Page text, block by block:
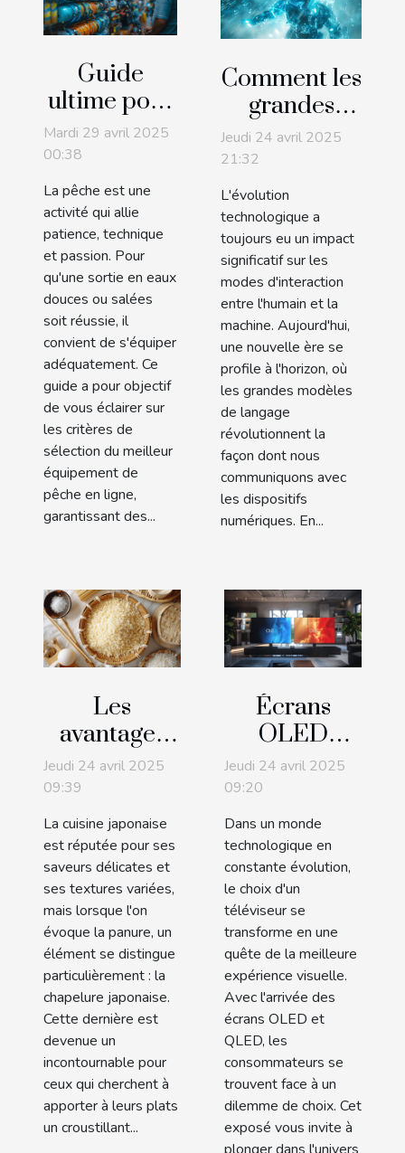
Guide
ultime pour
choisir le
meilleur
équipement
de pêche en
ligne
Mardi 29 avril 2025
00:38
La pêche est une
activité qui allie
patience, technique
et passion. Pour
qu'une sortie en eaux
douces ou salées
soit réussie, il
convient de s'équiper
adéquatement. Ce
guide a pour objectif
de vous éclairer sur
les critères de
sélection du meilleur
équipement de
pêche en ligne,
garantissant des...
Comment les
grandes
modèles de
langage
transforment
l'interaction
utilisateur
Jeudi 24 avril 2025
21:32
L'évolution
technologique a
toujours eu un impact
significatif sur les
modes d'interaction
entre l'humain et la
machine. Aujourd'hui,
une nouvelle ère se
profile à l'horizon, où
les grandes modèles
de langage
révolutionnent la
façon dont nous
communiquons avec
les dispositifs
numériques. En...
Les
avantages
de la
chapelure
japonaise
pour une
cuisine
croustillante
Jeudi 24 avril 2025
09:39
La cuisine japonaise
est réputée pour ses
saveurs délicates et
ses textures variées,
mais lorsque l'on
évoque la panure, un
élément se distingue
particulièrement : la
chapelure japonaise.
Cette dernière est
devenue un
incontournable pour
ceux qui cherchent à
apporter à leurs plats
un croustillant...
Écrans
OLED
versus
QLED
quelles
technologies
pour les
téléviseurs
de demain
Jeudi 24 avril 2025
09:20
Dans un monde
technologique en
constante évolution,
le choix d'un
téléviseur se
transforme en une
quête de la meilleure
expérience visuelle.
Avec l'arrivée des
écrans OLED et
QLED, les
consommateurs se
trouvent face à un
dilemme de choix. Cet
exposé vous invite à